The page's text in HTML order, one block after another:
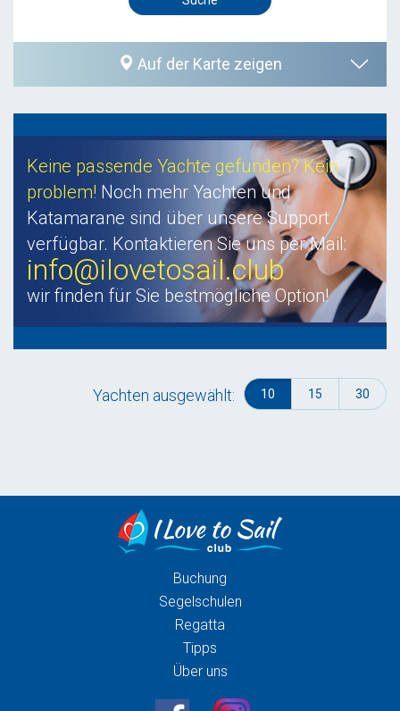
Auf der Karte zeigen
Keine passende Yachte gefunden? Kein
problem! Noch mehr Yachten und
Katamarane sind über unsere Support
verfügbar. Kontaktieren Sie uns per Mail:
info@ilovetosail.club
wir finden für Sie bestmögliche Option!
Yachten ausgewählt: 10 15 30
Buchung
Segelschulen
Regatta
Tipps
Über uns